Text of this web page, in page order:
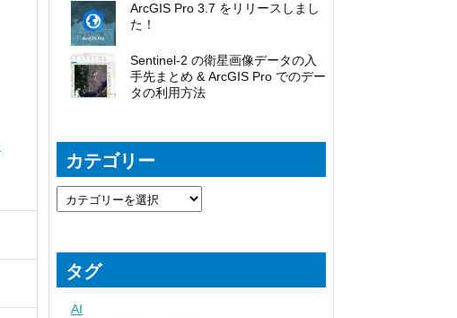
ArcGIS Pro 3.7 をリリースしまし
た！
Sentinel-2 の衛星画像データの入
手先まとめ & ArcGIS Pro でのデー
タの利用方法
カテゴリー
タグ
AI